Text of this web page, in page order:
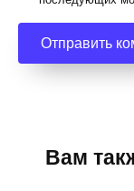
Вам